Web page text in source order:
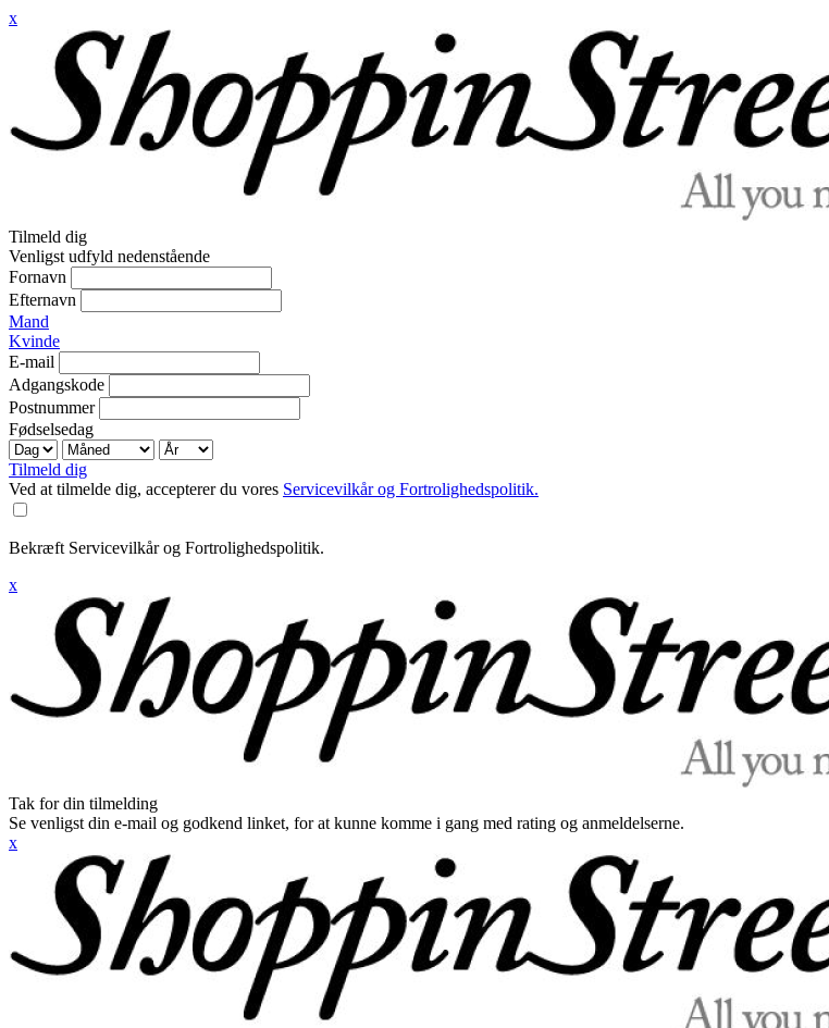
x
Tilmeld dig
Venligst udfyld nedenstående
Fornavn
Efternavn
Mand
Kvinde
E-mail
Adgangskode
Postnummer
Fødselsedag
Tilmeld dig
Ved at tilmelde dig, accepterer du vores Servicevilkår og Fortrolighedspolitik.
Bekræft Servicevilkår og Fortrolighedspolitik.
x
Tak for din tilmelding
Se venligst din e-mail og godkend linket, for at kunne komme i gang med rating og anmeldelserne.
x